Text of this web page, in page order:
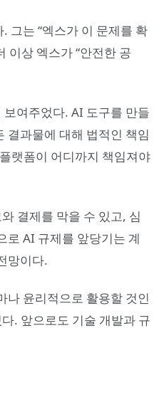
그는 “엑스가 이 문제를 확
이상 엑스가 “안전한 공
여주었다. AI 도구를 만들
결과물에 대해 법적인 책임
랫폼이 어디까지 책임져야
결제를 막을 수 있고, 심
로 AI 규제를 앞당기는 계
망이다.
나 윤리적으로 활용할 것인
. 앞으로도 기술 개발과 규